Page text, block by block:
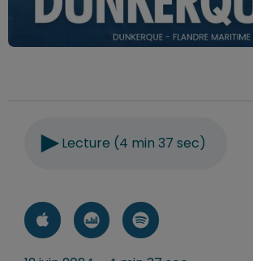
Lecture (4 min 37 sec)